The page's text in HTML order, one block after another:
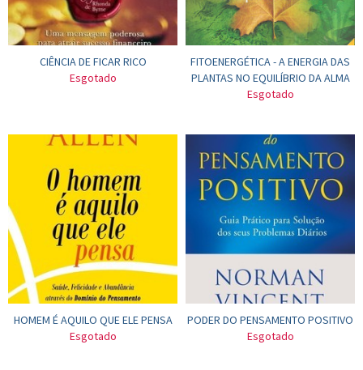
CIÊNCIA DE FICAR RICO
Esgotado
FITOENERGÉTICA - A ENERGIA DAS
PLANTAS NO EQUILÍBRIO DA ALMA
Esgotado
HOMEM É AQUILO QUE ELE PENSA
Esgotado
PODER DO PENSAMENTO POSITIVO
Esgotado